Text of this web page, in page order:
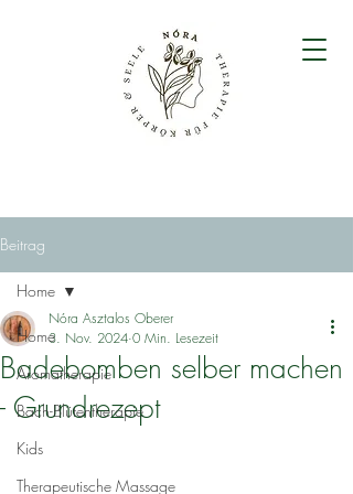
Beitrag
Home
Aromatherapie
Bach-Blütentherapie
Kids
Therapeutische Massage
Home
Badebomben selber machen
- Grundrezept
Nóra Asztalos Oberer
3. Nov. 2024 0 Min. Lesezeit